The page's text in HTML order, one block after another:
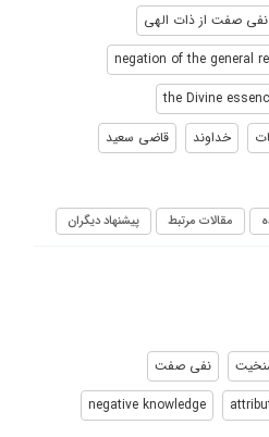
نفی صفت از ذات الهی
negation of the general
the Divine
خداوند
قاضی سعید
مقالات مرتبط پیشنهاد دیگران
نفی صفت
negative knowledge